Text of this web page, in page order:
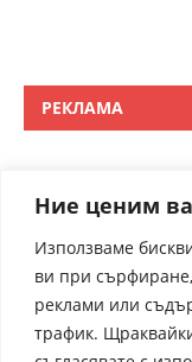
Ние ценим
Използваме
ви при
реклами или
трафик.
РЕКЛАМА